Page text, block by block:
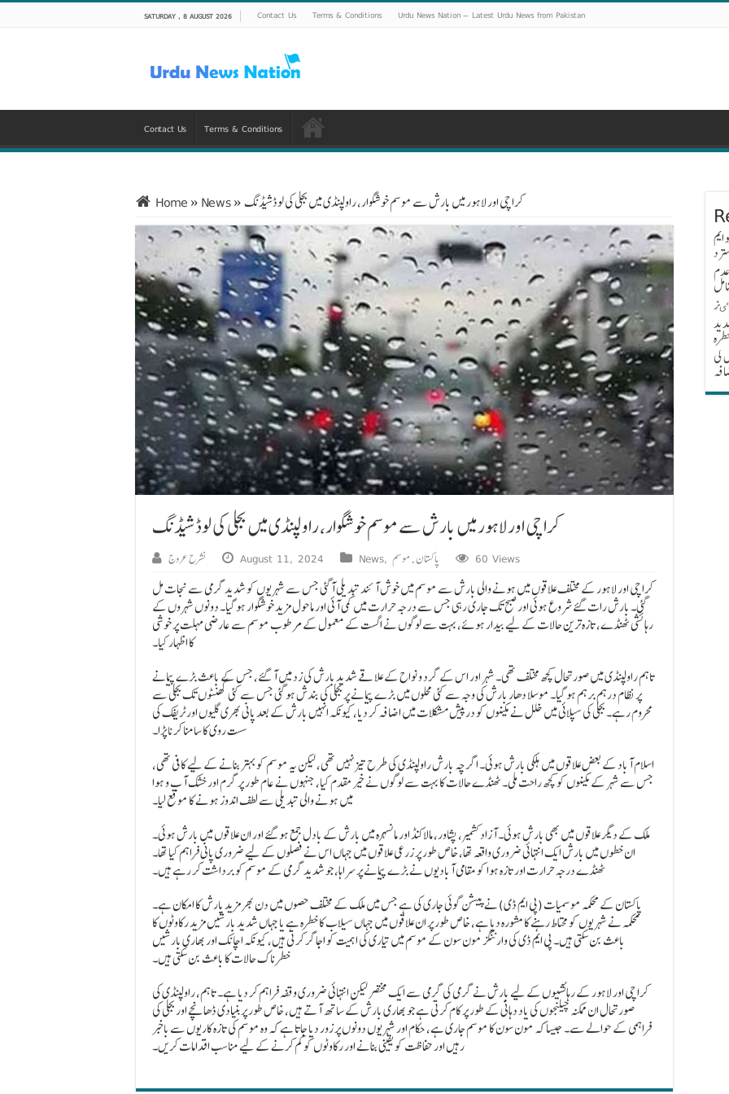
SATURDAY , 8 AUGUST 2026 Contact Us Terms & Conditions Urdu News Nation – Latest Urdu News from Pakistan
Contact Us Terms & Conditions
Home » News»کراچی اور لاہور میں بارش سے موسم خوشگوار، راولپنڈی میں بجلی کی لوڈشیڈنگ
کراچی اور لاہور میں بارش سے موسم خوشگوار، راولپنڈی میں بجلی کی لوڈشیڈنگ
نشرح عروج August 11, 2024 News, پاکستان,موسم 60 Views
کراچی اور لاہور کے مختلف علاقوں میں ہونے والی بارش سے موسم میں خوش آئند تبدیلی آگئی جس سے شہریوں کو شدید گرمی سے نجات مل
گئی۔ بارش رات گئے شروع ہوئی اور صبح تک جاری رہی جس سے درجہ حرارت میں کمی آئی اور ماحول مزید خوشگوار ہو گیا۔ دونوں شہروں کے
رہائشی ٹھنڈے، تازہ ترین حالات کے لیے بیدار ہوئے، بہت سے لوگوں نے اگست کے معمول کے مرطوب موسم سے عارضی مہلت پر خوشی
کا اظہار کیا۔
تاہم راولپنڈی میں صورتحال کچھ مختلف تھی۔ شہر اور اس کے گرد و نواح کے علاقے شدید بارش کی زد میں آ گئے، جس کے باعث بڑے پیمانے
پر نظام درہم برہم ہو گیا۔ موسلا دھار بارش کی وجہ سے کئی محلوں میں بڑے پیمانے پر بجلی کی بندش ہو گئی جس سے کئی گھنٹوں تک بجلی سے
محروم رہے۔ بجلی کی سپلائی میں خلل نے مکینوں کو درپیش مشکلات میں اضافہ کر دیا، کیونکہ انہیں بارش کے بعد پانی بھری گلیوں اور ٹریفک کی
سست روی کا سامنا کرنا پڑا۔
اسلام آباد کے بعض علاقوں میں ہلکی بارش ہوئی۔ اگرچہ بارش راولپنڈی کی طرح تیز نہیں تھی، لیکن یہ موسم کو بہتر بنانے کے لیے کافی تھی،
جس سے شہر کے مکینوں کو کچھ راحت ملی۔ ٹھنڈے حالات کا بہت سے لوگوں نے خیر مقدم کیا، جنہوں نے عام طور پر گرم اور خشک آب و ہوا
میں ہونے والی تبدیلی سے لطف اندوز ہونے کا موقع لیا۔
ملک کے دیگر علاقوں میں بھی بارش ہوئی۔ آزاد کشمیر، پشاور، مالاکنڈ اور مانسہرہ میں بارش کے بادل جمع ہو گئے اور ان علاقوں میں بارش ہوئی۔
ان خطوں میں بارش ایک انتہائی ضروری واقعہ تھا، خاص طور پر زرعی علاقوں میں جہاں اس نے فصلوں کے لیے ضروری پانی فراہم کیا تھا۔
ٹھنڈے درجہ حرارت اور تازہ ہوا کو مقامی آبادیوں نے بڑے پیمانے پر سراہا، جو شدید گرمی کے موسم کو برداشت کر رہے ہیں۔
پاکستان کے محکمہ موسمیات (پی ایم ڈی) نے پیشن گوئی جاری کی ہے جس میں ملک کے مختلف حصوں میں دن بھر مزید بارش کا امکان ہے۔
محکمہ نے شہریوں کو محتاط رہنے کا مشورہ دیا ہے، خاص طور پر ان علاقوں میں جہاں سیلاب کا خطرہ ہے یا جہاں شدید بارشیں مزید رکاوٹوں کا
باعث بن سکتی ہیں۔ پی ایم ڈی کی وارننگز مون سون کے موسم میں تیاری کی اہمیت کو اجاگر کرتی ہیں، کیونکہ اچانک اور بھاری بارشیں
خطرناک حالات کا باعث بن سکتی ہیں۔
کراچی اور لاہور کے رہائشیوں کے لیے بارش نے گرمی کی گرمی سے ایک مختصر لیکن انتہائی ضروری وقفہ فراہم کر دیا ہے۔ تاہم، راولپنڈی کی
صورتحال ان ممکنہ چیلنجوں کی یاد دہانی کے طور پر کام کرتی ہے جو بھاری بارش کے ساتھ آتے ہیں، خاص طور پر بنیادی ڈھانچے اور بجلی کی
فراہمی کے حوالے سے۔ جیسا کہ مون سون کا موسم جاری ہے، حکام اور شہریوں دونوں پر زور دیا جاتا ہے کہ وہ موسم کی تازہ کاریوں سے باخبر
رہیں اور حفاظت کو یقینی بنانے اور رکاوٹوں کو کم کرنے کے لیے مناسب اقدامات کریں۔
کی